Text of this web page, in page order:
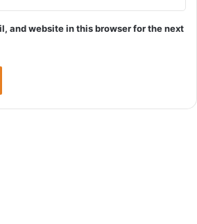
and website in this browser for the next